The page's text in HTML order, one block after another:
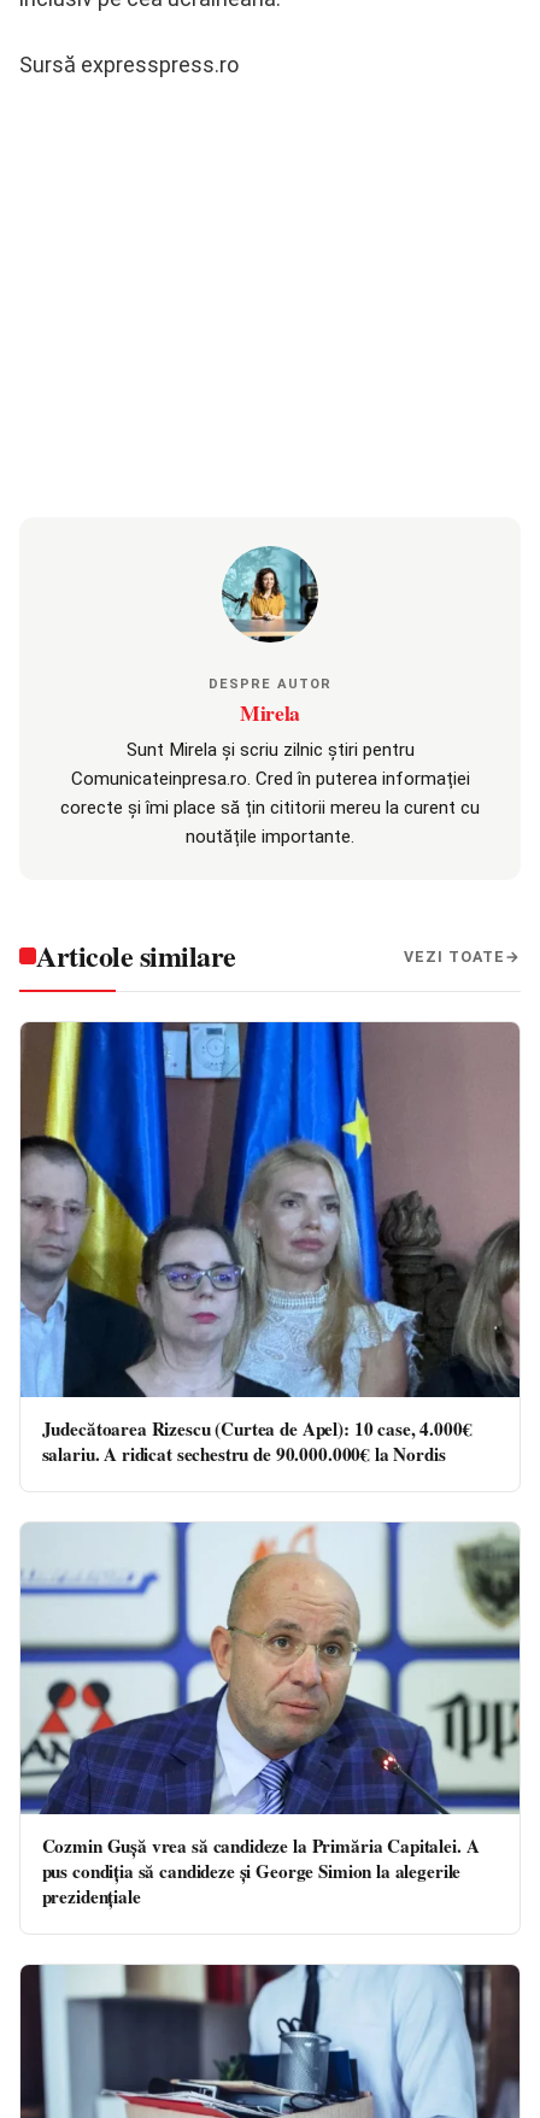
Sursă expresspress.ro
DESPRE AUTOR
Mirela
Sunt Mirela și scriu zilnic știri pentru
Comunicateinpresa.ro. Cred în puterea informației
corecte și îmi place să țin cititorii mereu la curent cu
noutățile importante.
Articole similare VEZI TOATE
Judecătoarea Rizescu (Curtea de Apel): 10 case, 4.000€
salariu. A ridicat sechestru de 90.000.000€ la Nordis
Cozmin Gușă vrea să candideze la Primăria Capitalei. A
pus condiția să candideze și George Simion la alegerile
prezidențiale